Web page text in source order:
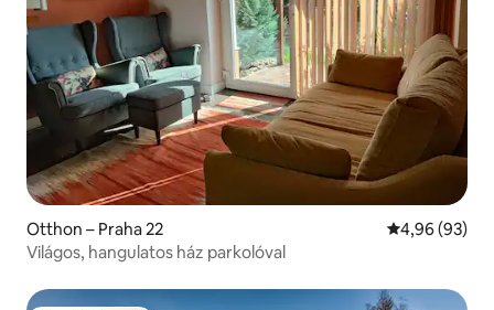
Otthon – Praha 22 Átlagos
4,96 (93)
Világos, hangulatos ház parkolóval